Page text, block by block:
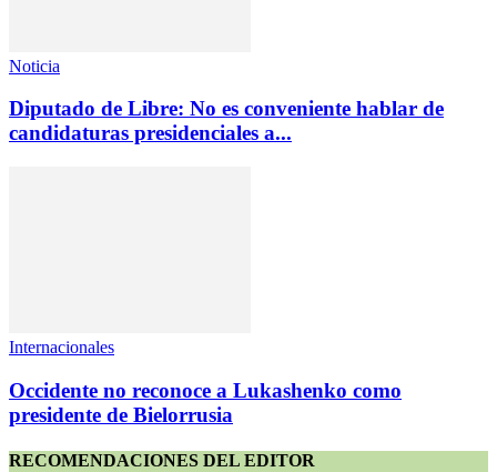
Noticia
Diputado de Libre: No es conveniente hablar de
candidaturas presidenciales a...
Internacionales
Occidente no reconoce a Lukashenko como
presidente de Bielorrusia
RECOMENDACIONES DEL EDITOR